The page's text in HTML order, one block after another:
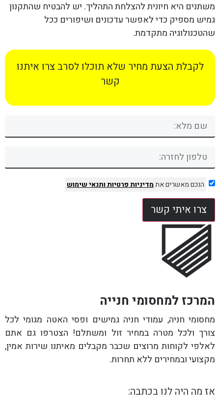
משתנים היא חיונית להצלחת התהליך. יש להבטיח שהתקנון
גמיש מספיק כדי לאפשר עדכונים ושיפורים ככל
שהטכנולוגיה מתקדמת.
לקבלת הצעת מחיר שלא תוכלו לסרב צרו איתנו
קשר
הנכם מאשרים אתמדיניות פרטיותותנאי שימוש
צרו איתי קשר
המרכז למחסומי חנייה
מחסומי חניה, עמודי חניה גמישים ופסי האטה מגומי לכל
צורך ולכל מטרה במחיר זול ומשתלם! הצטרפו גם אתם
לאלפי לקוחות מרוצים שכבר מקבלים מאיתנו שירות אמין,
מקצועי ובמחירים ללא תחרות.
אז מה היה לנו בכתבה: